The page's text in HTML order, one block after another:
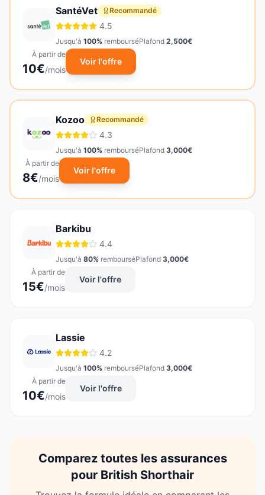
SantéVet Recommandé
4.5
Jusqu'à 100% rembourséPlafond 2,500€
À partir de
10€/mois
Voir l'offre
Kozoo Recommandé
4.3
Jusqu'à 100% rembourséPlafond 3,000€
À partir de
8€/mois
Voir l'offre
Barkibu
4.4
Jusqu'à 80% rembourséPlafond 3,000€
À partir de
15€/mois
Voir l'offre
Lassie
4.2
Jusqu'à 100% rembourséPlafond 3,000€
À partir de
10€/mois
Voir l'offre
Comparez toutes les assurances
pour British Shorthair